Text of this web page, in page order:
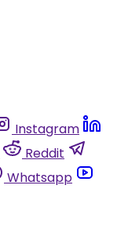
Instagram
Reddit
Whatsapp